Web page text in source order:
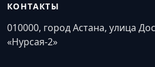
КОНТАКТЫ
010000, город Астана, улица
«Нурсая-2»